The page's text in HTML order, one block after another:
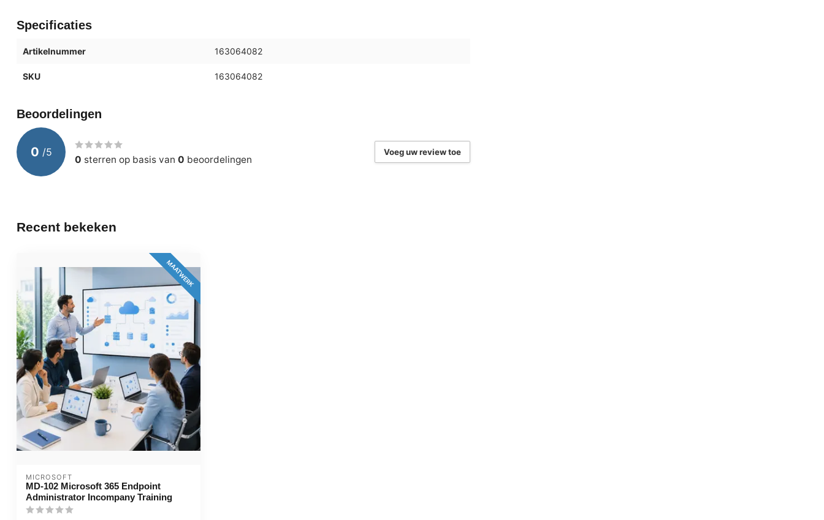
Specificaties
Artikelnummer 163064082
SKU 163064082
Beoordelingen
0 /5
0 sterren op basis van 0 beoordelingen
Voeg uw review toe
Recent bekeken
MAATWERK
MICROSOFT
MD-102 Microsoft 365 Endpoint
Administrator Incompany Training